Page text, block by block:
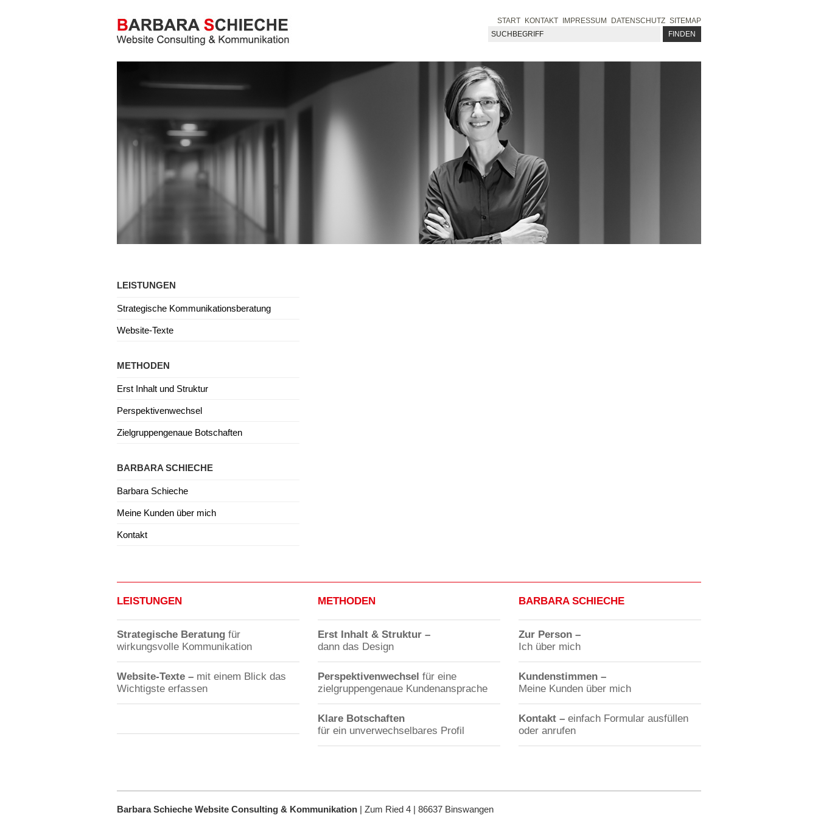
START KONTAKT IMPRESSUM DATENSCHUTZ SITEMAP
LEISTUNGEN
Strategische Kommunikationsberatung
Website-Texte
METHODEN
Erst Inhalt und Struktur
Perspektivenwechsel
Zielgruppengenaue Botschaften
BARBARA SCHIECHE
Barbara Schieche
Meine Kunden über mich
Kontakt
LEISTUNGEN
Strategische Beratung für
wirkungsvolle Kommunikation
Website-Texte – mit einem Blick das
Wichtigste erfassen
METHODEN
Erst Inhalt & Struktur –
dann das Design
Perspektivenwechsel für eine
zielgruppengenaue Kundenansprache
Klare Botschaften
für ein unverwechselbares Profil
BARBARA SCHIECHE
Zur Person –
Ich über mich
Kundenstimmen –
Meine Kunden über mich
Kontakt –einfach Formular ausfüllen
oder anrufen
Barbara Schieche Website Consulting & Kommunikation | Zum Ried 4 | 86637 Binswangen